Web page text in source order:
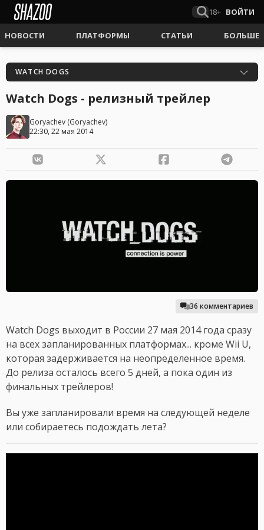
18+ ВОЙТИ
НОВОСТИ ПЛАТФОРМЫ СТАТЬИ БОЛЬШЕ
WATCH DOGS
Watch Dogs - релизный трейлер
Goryachev (Goryachev)
22:30, 22 мая 2014
36 комментариев
Watch Dogs выходит в России 27 мая 2014 года сразу
на всех запланированных платформах... кроме Wii U,
которая задерживается на неопределенное время.
До релиза осталось всего 5 дней, а пока один из
финальных трейлеров!
Вы уже запланировали время на следующей неделе
или собираетесь подождать лета?